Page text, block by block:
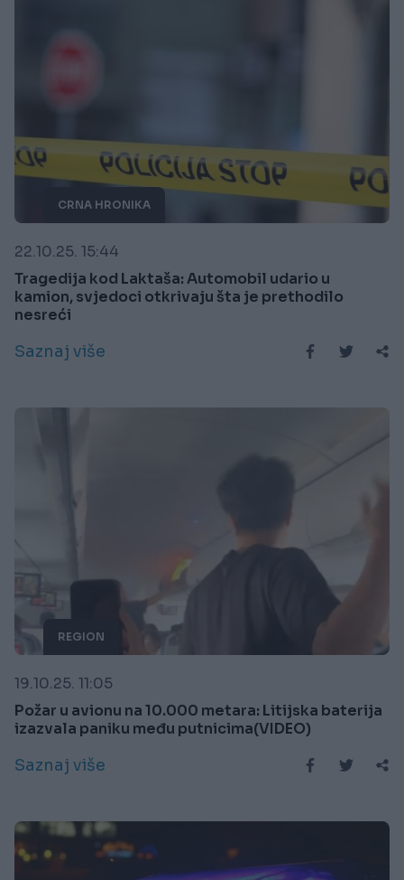
CRNA HRONIKA
22.10.25. 15:44
Tragedija kod Laktaša: Automobil udario u
kamion, svjedoci otkrivaju šta je prethodilo
nesreći
Saznaj više
REGION
19.10.25. 11:05
Požar u avionu na 10.000 metara: Litijska baterija
izazvala paniku među putnicima(VIDEO)
Saznaj više